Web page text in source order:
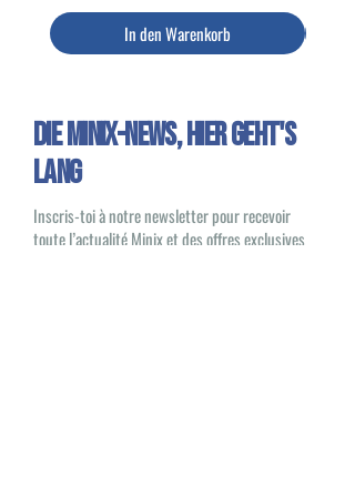
In den Warenkorb
Die Minix-News, HIER GEHT'S
LANG
Inscris-toi à notre newsletter pour recevoir
toute l’actualité Minix et des offres exclusives